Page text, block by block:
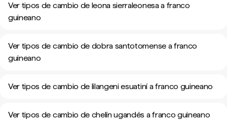
Ver tipos de cambio de leona sierraleonesa a franco
guineano
Ver tipos de cambio de dobra santotomense a franco
guineano
Ver tipos de cambio de lilangeni esuatiní a franco guineano
Ver tipos de cambio de chelín ugandés a franco guineano